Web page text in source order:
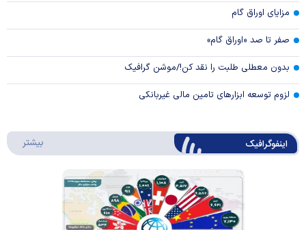
مزایای اوراق گام
صفر تا صد «اوراق گام»
بدون معطلی طلبت را نقد کن!/موشن گرافیک
لزوم توسعه ابزارهای تامین مالی غیربانکی
اینفوگرافیک بیشتر